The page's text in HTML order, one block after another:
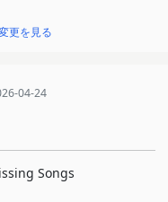
更を見る
04-24
Songs